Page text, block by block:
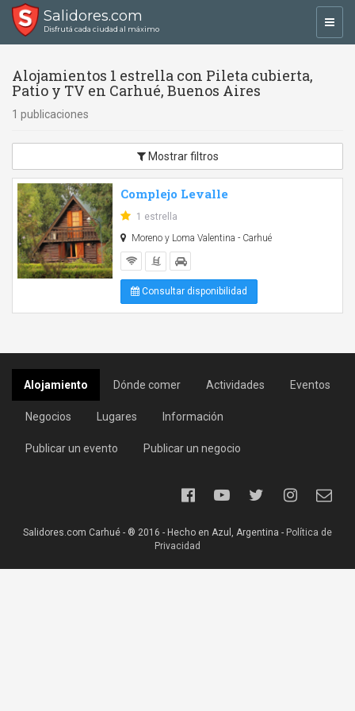
Salidores.com
Disfrutá cada ciudad al máximo
Alojamientos 1 estrella con Pileta cubierta,
Patio y TV en Carhué, Buenos Aires
1 publicaciones
Mostrar filtros
Complejo Levalle
1 estrella
Moreno y Loma Valentina - Carhué
Consultar disponibilidad
Alojamiento Dónde comer Actividades Eventos
Negocios Lugares Información
Publicar un evento Publicar un negocio
Salidores.com Carhué - ® 2016 - Hecho en Azul, Argentina - Política de
Privacidad